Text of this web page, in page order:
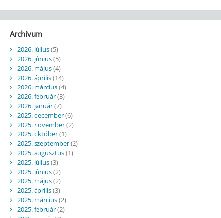
Archívum
2026. július(5)
2026. június(5)
2026. május(4)
2026. április(14)
2026. március(4)
2026. február(3)
2026. január(7)
2025. december(6)
2025. november(2)
2025. október(1)
2025. szeptember(2)
2025. augusztus(1)
2025. július(3)
2025. június(2)
2025. május(2)
2025. április(3)
2025. március(2)
2025. február(2)